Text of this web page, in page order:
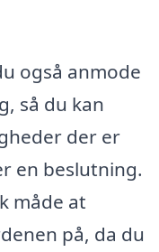
også anmode
så du kan
der er
en beslutning.
måde at
på, da du